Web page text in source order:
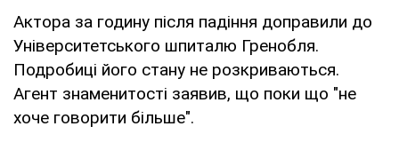
Актора за годину після падіння доправили до
Університетського шпиталю Гренобля.
Подробиці його стану не розкриваються.
Агент знаменитості заявив, що поки що "не
хоче говорити більше".